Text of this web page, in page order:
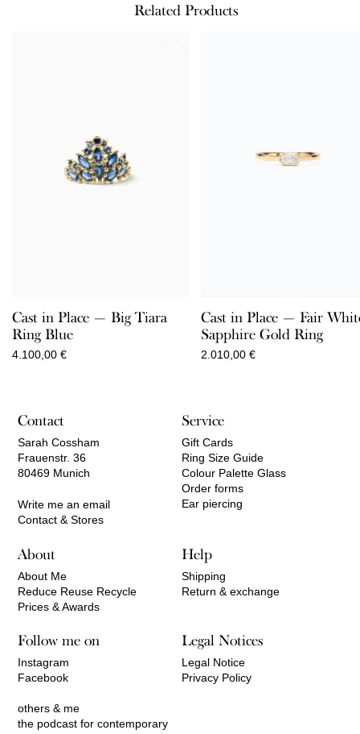
Related Products
Cast in Place — Big Tiara
Ring Blue
4.100,00 €
Cast in Place — Fair
Sapphire Gold Ring
2.010,00 €
Contact
Sarah Cossham
Frauenstr. 36
80469 Munich
Write me an email
Contact & Stores
Service
Gift Cards
Ring Size Guide
Colour Palette Glass
Order forms
Ear piercing
About
About Me
Reduce Reuse Recycle
Prices & Awards
Help
Shipping
Return & exchange
Follow me on
Instagram
Facebook
others & me
the podcast for contemporary
Legal Notices
Legal Notice
Privacy Policy